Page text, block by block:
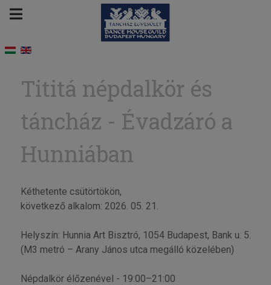
Tititá népdalkör és
táncház - Évadzáró a
Hunniában
Kéthetente csütörtökön,
következő alkalom: 2026. 05. 21.
Helyszín: Hunnia Art Bisztró, 1054 Budapest, Bank u. 5.
(M3 metró – Arany János utca megálló közelében)
Népdalkör élőzenével - 19:00–21:00